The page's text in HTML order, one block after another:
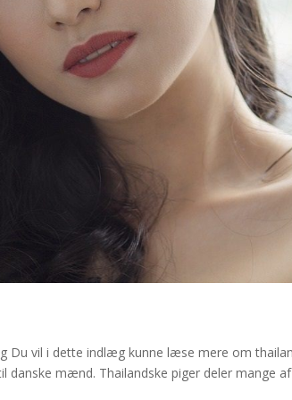
Du vil i dette indlæg kunne læse mere om
danske mænd. Thailandske piger deler mange